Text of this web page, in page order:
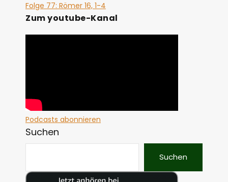
Folge 77: Römer 16, 1-4
Zum youtube-Kanal
Podcasts abonnieren
Suchen
Suchen